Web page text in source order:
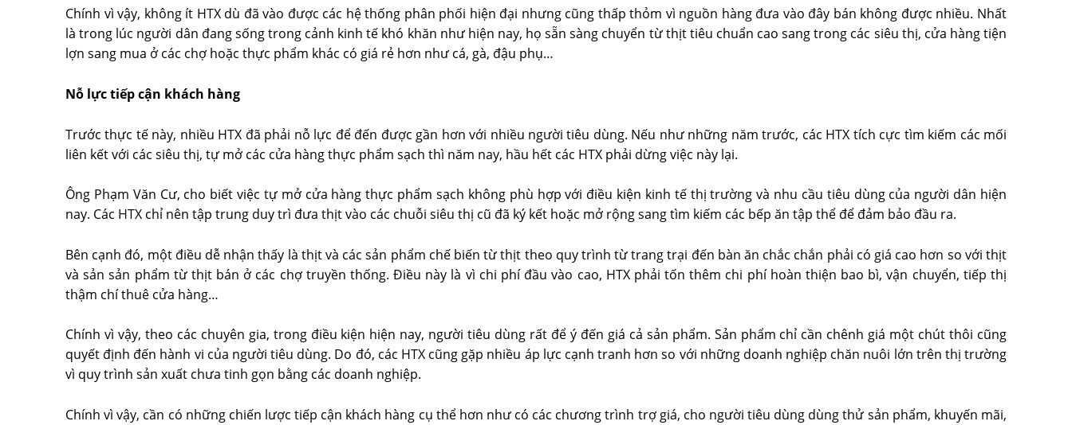
Chính vì vậy, không ít HTX dù đã vào được các hệ thống phân phối hiện đại nhưng cũng thấp thỏm vì nguồn hàng đưa vào đây bán không được nhiều. Nhất
là trong lúc người dân đang sống trong cảnh kinh tế khó khăn như hiện nay, họ sẵn sàng chuyển từ thịt tiêu chuẩn cao sang trong các siêu thị, cửa hàng tiện
lợn sang mua ở các chợ hoặc thực phẩm khác có giá rẻ hơn như cá, gà, đậu phụ…
Nỗ lực tiếp cận khách hàng
Trước thực tế này, nhiều HTX đã phải nỗ lực để đến được gần hơn với nhiều người tiêu dùng. Nếu như những năm trước, các HTX tích cực tìm kiếm các mối
liên kết với các siêu thị, tự mở các cửa hàng thực phẩm sạch thì năm nay, hầu hết các HTX phải dừng việc này lại.
Ông Phạm Văn Cư, cho biết việc tự mở cửa hàng thực phẩm sạch không phù hợp với điều kiện kinh tế thị trường và nhu cầu tiêu dùng của người dân hiện
nay. Các HTX chỉ nên tập trung duy trì đưa thịt vào các chuỗi siêu thị cũ đã ký kết hoặc mở rộng sang tìm kiếm các bếp ăn tập thể để đảm bảo đầu ra.
Bên cạnh đó, một điều dễ nhận thấy là thịt và các sản phẩm chế biến từ thịt theo quy trình từ trang trại đến bàn ăn chắc chắn phải có giá cao hơn so với thịt
và sản sản phẩm từ thịt bán ở các chợ truyền thống. Điều này là vì chi phí đầu vào cao, HTX phải tốn thêm chi phí hoàn thiện bao bì, vận chuyển, tiếp thị
thậm chí thuê cửa hàng…
Chính vì vậy, theo các chuyên gia, trong điều kiện hiện nay, người tiêu dùng rất để ý đến giá cả sản phẩm. Sản phẩm chỉ cần chênh giá một chút thôi cũng
quyết định đến hành vi của người tiêu dùng. Do đó, các HTX cũng gặp nhiều áp lực cạnh tranh hơn so với những doanh nghiệp chăn nuôi lớn trên thị trường
vì quy trình sản xuất chưa tinh gọn bằng các doanh nghiệp.
Chính vì vậy, cần có những chiến lược tiếp cận khách hàng cụ thể hơn như có các chương trình trợ giá, cho người tiêu dùng dùng thử sản phẩm, khuyến mãi,